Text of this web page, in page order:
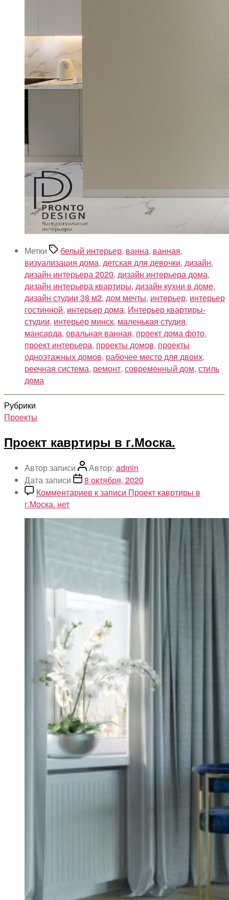
Метки белый интерьер, ванна, ванная,
визуализация дома, детская для девочки, дизайн,
дизайн интерьера 2020, дизайн интерьера дома,
дизайн интерьера квартиры, дизайн кухни в доме,
дизайн студии 38 м2, дом мечты, интерьер, интерьер
гостинной, интерьер дома, Интерьер квартиры-
студии, интерьер минск, маленькая студия,
мансарда, овальная ванная, проект дома фото,
проект интерьера, проекты домов, проекты
одноэтажных домов, рабочее место для двоих,
реечная система, ремонт, современный дом, стиль
дома
Рубрики
Проекты
Проект кавртиры в г.Моска.
Автор записи Автор: admin
Дата записи
8 октября, 2020
Комментариев к записи Проект кавртиры в
г.Моска. нет